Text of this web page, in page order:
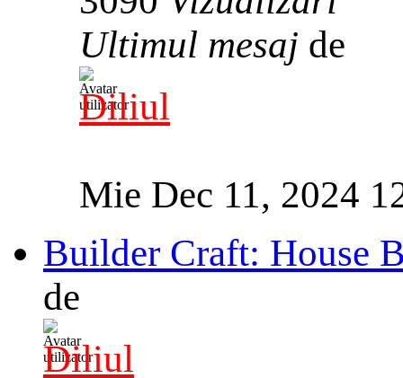
Ultimul mesaj de
Diliul
Mie Dec 11, 2024
Builder Craft: House
de
Diliul